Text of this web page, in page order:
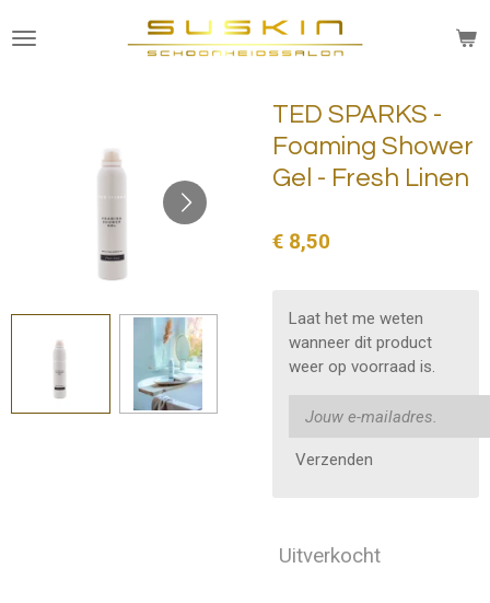
direct
TED SPARKS -
Foaming Shower
Gel - Fresh Linen
€ 8,50
Laat het me weten
wanneer dit product
weer op voorraad is.
Verzenden
Uitverkocht